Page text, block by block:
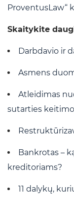
ProventusLaw“
Skaitykite
Darbdavio ir
Asmens
Atleidimas
sutarties
Bankrotas –
kreditoriams?
11 dalykų,